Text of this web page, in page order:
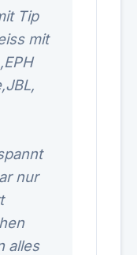
Tip
mit
nur
alles